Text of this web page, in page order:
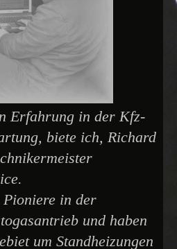
Erfahrung in der Kfz-
biete ich, Richard
in der
und haben
um Standheizungen